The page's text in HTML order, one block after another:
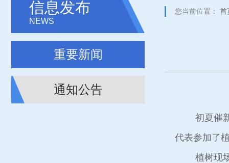
信息发布
NEWS
重要新闻
通知公告
您当前位置： 首
初夏催新
代表参加了
植树现场